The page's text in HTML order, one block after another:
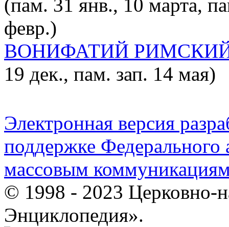
(пам. 31 янв., 10 марта,
февр.)
ВОНИФАТИЙ
19 дек., пам. зап. 14 мая)
Электронная версия
поддержке Федерального
массовым
© 1998 - 2023 Церковно-
Энциклопедия».